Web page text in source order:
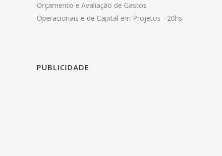
Orçamento e Avaliação de Gastos
Operacionais e de Capital em Projetos - 20hs
PUBLICIDADE